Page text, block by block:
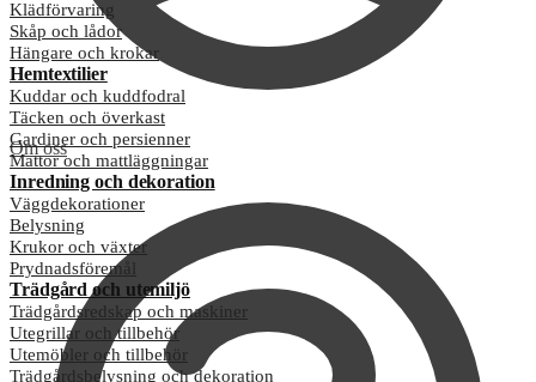
Om oss
Klädförvaring
Skåp och lådor
Hängare och krokar
Hemtextilier
Kuddar och kuddfodral
Täcken och överkast
Gardiner och persienner
Mattor och mattläggningar
Inredning och dekoration
Väggdekorationer
Belysning
Krukor och växter
Prydnadsföremål
Trädgård och utemiljö
Trädgårdsredskap och maskiner
Utegrillar och tillbehör
Utemöbler och tillbehör
Trädgårdsbelysning och dekoration